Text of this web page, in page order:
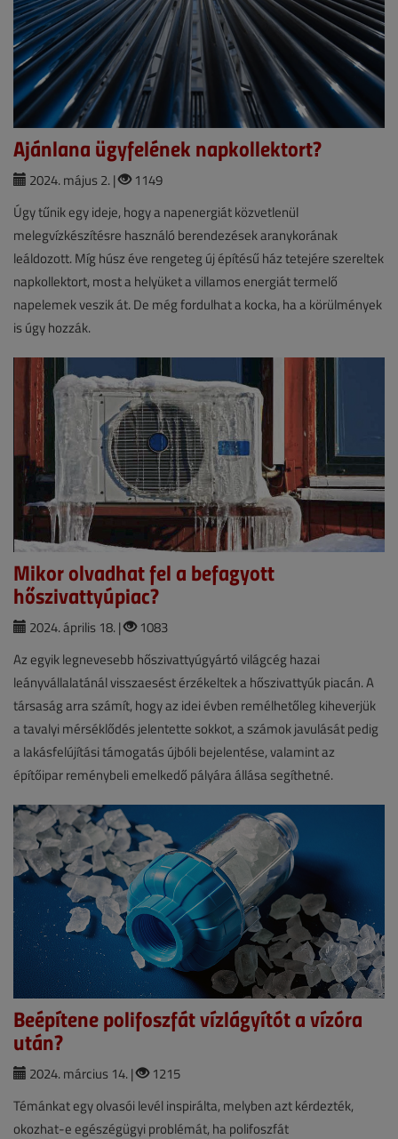
Ajánlana ügyfelének napkollektort?
2024. május 2. |
1149
Úgy tűnik egy ideje, hogy a napenergiát közvetlenül
melegvízkészítésre használó berendezések aranykorának
leáldozott. Míg húsz éve rengeteg új építésű ház tetejére szereltek
napkollektort, most a helyüket a villamos energiát termelő
napelemek veszik át. De még fordulhat a kocka, ha a körülmények
is úgy hozzák.
Mikor olvadhat fel a befagyott
hőszivattyúpiac?
2024. április 18. |
1083
Az egyik legnevesebb hőszivattyúgyártó világcég hazai
leányvállalatánál visszaesést érzékeltek a hőszivattyúk piacán. A
társaság arra számít, hogy az idei évben remélhetőleg kiheverjük
a tavalyi mérséklődés jelentette sokkot, a számok javulását pedig
a lakásfelújítási támogatás újbóli bejelentése, valamint az
építőipar reménybeli emelkedő pályára állása segíthetné.
Beépítene polifoszfát vízlágyítót a vízóra
után?
2024. március 14. |
1215
Témánkat egy olvasói levél inspirálta, melyben azt kérdezték,
okozhat-e egészégügyi problémát, ha polifoszfát